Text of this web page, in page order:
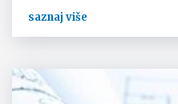
saznaj više